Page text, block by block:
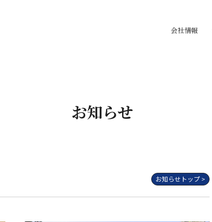
会社情報
お知らせ
お知らせトップ >